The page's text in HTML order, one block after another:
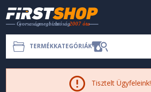
TERMÉKKATEGÓRIÁK
Tisztelt Ügyfeleink!